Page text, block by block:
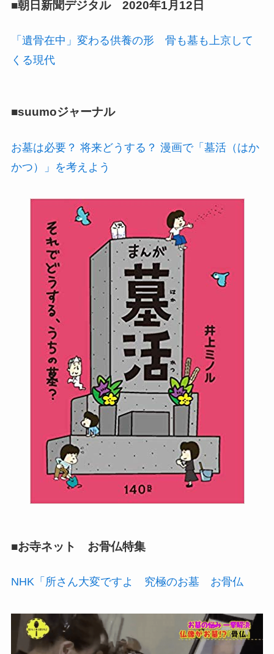
■朝日新聞デジタル 2020年1月12日
「遺骨在中」変わる供養の形 骨も墓も上京して
くる現代
■suumoジャーナル
お墓は必要？ 将来どうする？ 漫画で「墓活（はか
かつ）」を考えよう
■お寺ネット お骨仏特集
NHK「所さん大変ですよ 究極のお墓 お骨仏